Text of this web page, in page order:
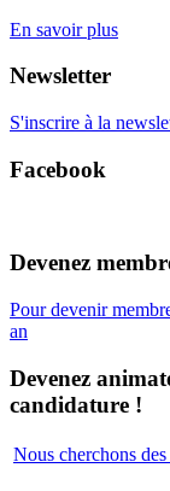
En savoir plus
Newsletter
S'inscrire à la
Facebook
Devenez
Pour devenir
an
Devenez
candidature !
Nous cherchons